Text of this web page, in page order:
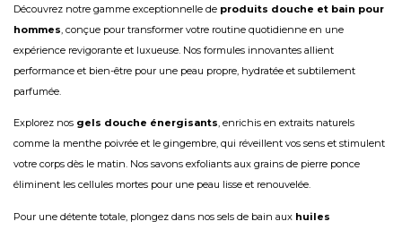
Découvrez notre gamme exceptionnelle de produits douche et bain pour
hommes , conçue pour transformer votre routine quotidienne en une
expérience revigorante et luxueuse. Nos formules innovantes allient
performance et bien-être pour une peau propre, hydratée et subtilement
parfumée.
Explorez nos gels douche énergisants, enrichis en extraits naturels
comme la menthe poivrée et le gingembre, qui réveillent vos sens et stimulent
votre corps dès le matin. Nos savons exfoliants aux grains de pierre ponce
éliminent les cellules mortes pour une peau lisse et renouvelée.
Pour une détente totale, plongez dans nos sels de bain aux huiles